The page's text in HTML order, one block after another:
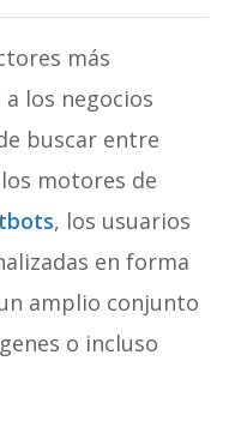
más
los negocios
buscar entre
motores de
, los usuarios
en forma
amplio conjunto
o incluso